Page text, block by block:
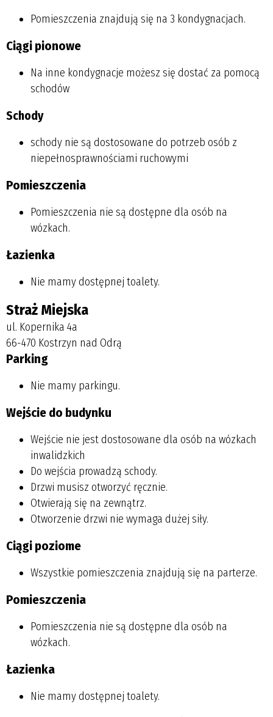
Pomieszczenia znajdują się na 3 kondygnacjach.
Ciągi pionowe
Na inne kondygnacje możesz się dostać za pomocą
schodów
Schody
schody nie są dostosowane do potrzeb osób z
niepełnosprawnościami ruchowymi
Pomieszczenia
Pomieszczenia nie są dostępne dla osób na
wózkach.
Łazienka
Nie mamy dostępnej toalety.
Straż Miejska
ul. Kopernika 4a
66-470 Kostrzyn nad Odrą
Parking
Nie mamy parkingu.
Wejście do budynku
Wejście nie jest dostosowane dla osób na wózkach
inwalidzkich
Do wejścia prowadzą schody.
Drzwi musisz otworzyć ręcznie.
Otwierają się na zewnątrz.
Otworzenie drzwi nie wymaga dużej siły.
Ciągi poziome
Wszystkie pomieszczenia znajdują się na parterze.
Pomieszczenia
Pomieszczenia nie są dostępne dla osób na
wózkach.
Łazienka
Nie mamy dostępnej toalety.